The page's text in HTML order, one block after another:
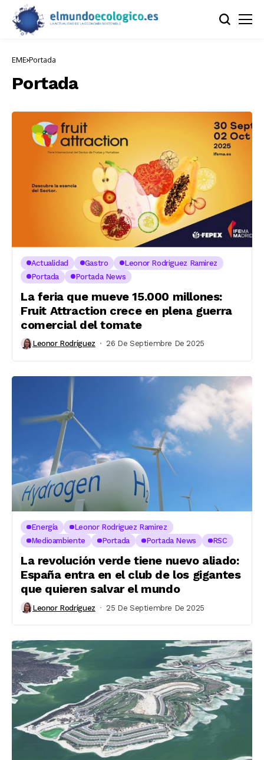
EME Portada
Portada
Actualidad Gastro
Leonor Rodriguez Ramirez
Portada
Portada News
La feria que mueve 15.000 millones:
Fruit Attraction crece en plena guerra
comercial del tomate
Leonor Rodríguez 26 De Septiembre De 2025
Energía
Leonor Rodriguez Ramirez
Medioambiente
Portada Portada News RSC
La revolución verde tiene nuevo aliado:
España entra en el club de los gigantes
que quieren salvar el mundo
Leonor Rodríguez 25 De Septiembre De 2025